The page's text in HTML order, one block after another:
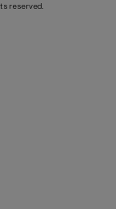
reserved.